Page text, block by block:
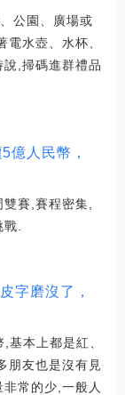
公園、廣場或
水壺、水杯、
,掃碼進群禮品
億人民幣，
賽,賽程密集,
.
字磨沒了，
本上都是紅、
朋友也是沒有見
常的少,一般人